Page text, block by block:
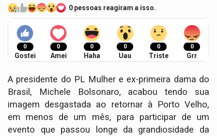
0 pessoas reagiram a isso.
0
Gostei
0
Amei
0
Haha
0
Uau
0
Triste
0
Grr
A presidente do PL Mulher e ex-primeira dama do
Brasil, Michele Bolsonaro, acabou tendo sua
imagem desgastada ao retornar à Porto Velho,
em menos de um mês, para participar de um
evento que passou longe da grandiosidade da